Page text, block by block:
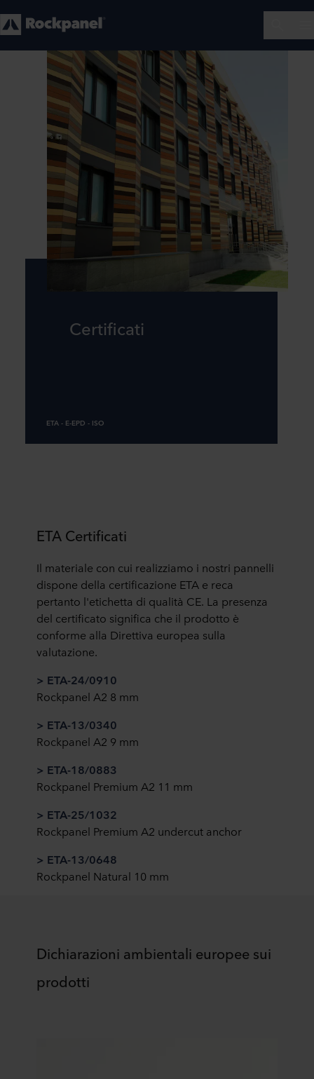
Certificati
ETA - E-EPD - ISO
ETA Certificati
Il materiale con cui realizziamo i nostri pannelli
dispone della certificazione ETA e reca
pertanto l'etichetta di qualità CE. La presenza
del certificato significa che il prodotto è
conforme alla Direttiva europea sulla
valutazione.
> ETA-24/0910
Rockpanel A2 8 mm
> ETA-13/0340
Rockpanel A2 9 mm
> ETA-18/0883
Rockpanel Premium A2 11 mm
> ETA-25/1032
Rockpanel Premium A2 undercut anchor
> ETA-13/0648
Rockpanel Natural 10 mm
Dichiarazioni ambientali europee sui
prodotti